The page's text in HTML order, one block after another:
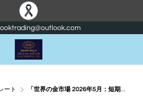
ート 「世界の金市場 2026年5月：短期的な調整局面、次なる大波への序章」 SO OK TRADING : 2026年5月5日